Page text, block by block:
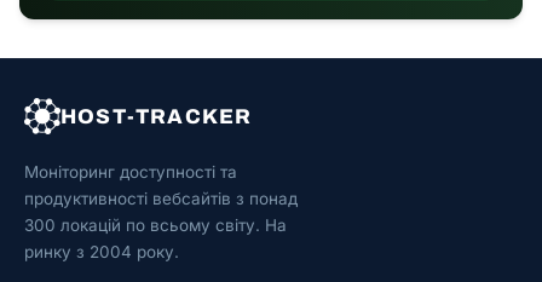
HOST-TRACKER
Моніторинг доступності та
продуктивності вебсайтів з понад
300 локацій по всьому світу. На
ринку з 2004 року.